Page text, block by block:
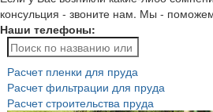
консульция - звоните нам. Мы -
Наши телефоны:
Расчет пленки для пруда
Расчет фильтрации для пруда
Расчет строительства пруда